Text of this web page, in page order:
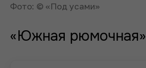
Фото: © «Под усами»
«Южная рюмочная»